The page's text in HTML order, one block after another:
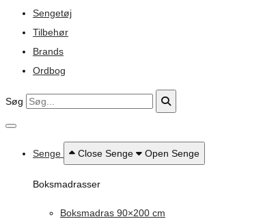
Sengetøj
Tilbehør
Brands
Ordbog
Søg
Senge Close Senge Open Senge
Boksmadrasser
Boksmadras 90×200 cm